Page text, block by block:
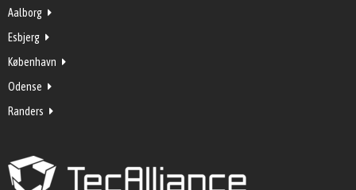
Aalborg
Esbjerg
København
Odense
Randers